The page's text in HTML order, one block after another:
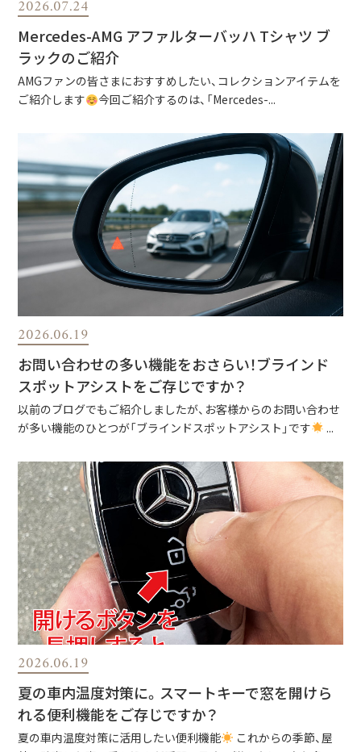
2026.07.24
Mercedes-AMG アファルターバッハ Tシャツ ブ
ラックのご紹介
AMGファンの皆さまにおすすめしたい、コレクションアイテムを
ご紹介します
今回ご紹介するのは、「Mercedes-...
2026.06.19
お問い合わせの多い機能をおさらい！ブラインド
スポットアシストをご存じですか？
以前のブログでもご紹介しましたが、お客様からのお問い合わせ
が多い機能のひとつが「ブラインドスポットアシスト」です
...
2026.06.19
夏の車内温度対策に。スマートキーで窓を開けら
れる便利機能をご存じですか？
夏の車内温度対策に活用したい便利機能
これからの季節、屋